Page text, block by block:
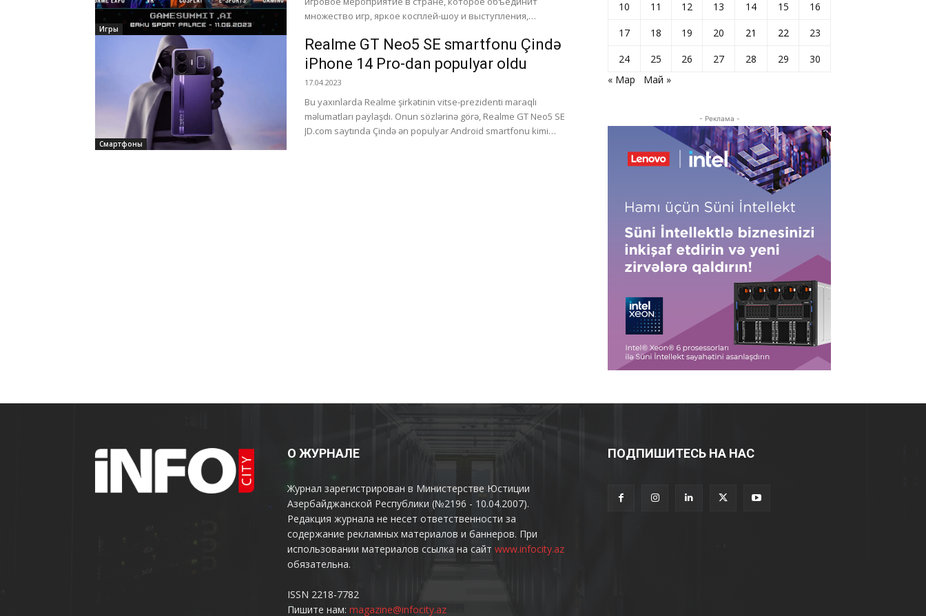
Игры
множество игр, яркое косплей-шоу и выступления,
Смартфоны
Realme GT Neo5 SE smartfonu Çində
iPhone 14 Pro-dan populyar oldu
17.04.2023
Bu yaxınlarda Realme şirkətinin vitse-prezidenti maraqlı
məlumatları paylaşdı. Onun sözlərinə görə, Realme GT Neo5 SE
JD.com saytında Çində ən populyar Android smartfonu kimi
10
11 12 13 14 15
16
17
18 19 20 21 22
23
24
25 26 27 28 29
30
« Мар
Май »
- Реклама -
О ЖУРНАЛЕ
Журнал зарегистрирован в Министерстве Юстиции
Азербайджанской Республики (№2196 - 10.04.2007).
Редакция журнала не несет ответственности за
содержание рекламных материалов и баннеров. При
использовании материалов ссылка на сайт www.infocity.az
обязательна.
ISSN 2218-7782
Пишите нам: magazine@infocity.az
ПОДПИШИТЕСЬ НА НАС